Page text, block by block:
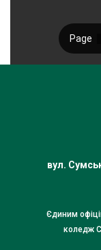
вул.
Єдиним
коледж